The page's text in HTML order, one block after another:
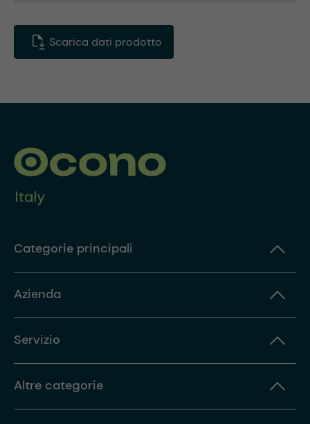
Scarica dati prodotto
Categorie principali
Azienda
Servizio
Altre categorie